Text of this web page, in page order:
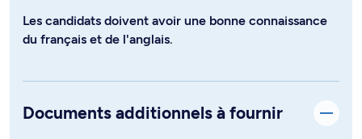
Les candidats doivent avoir une bonne connaissance
du français et de l'anglais.
Documents additionnels à fournir